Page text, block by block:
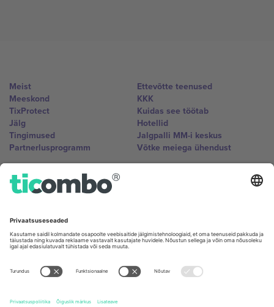
Meist
Meeskond
TixProtect
Jälg
Tingimused
Partnerlusprogramm
Ettevõtte teenused
KKK
Kuidas see töötab
Hotellid
Jalgpalli MM-i keskus
Võtke meiega ühendust
Kontorid ja tugi
Germany